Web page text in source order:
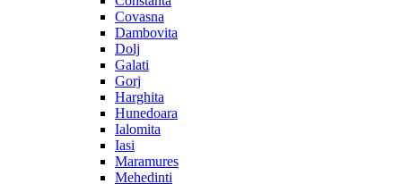
Covasna
Dambovita
Dolj
Galati
Gorj
Harghita
Hunedoara
Ialomita
Iasi
Maramures
Mehedinti